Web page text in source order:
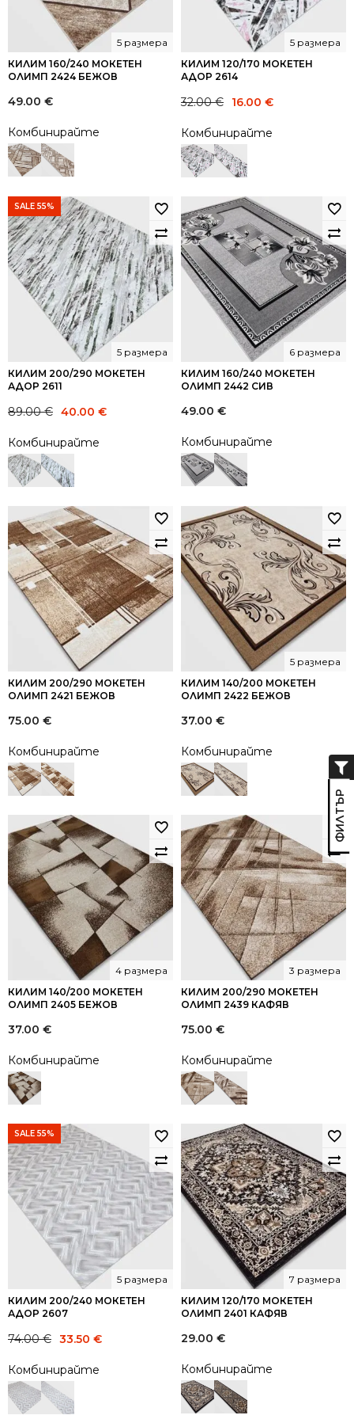
КИЛИМ 160/240 МОКЕТЕН
ОЛИМП 2424 БЕЖОВ
5 размера
49.00 €
Комбинирайте
КИЛИМ 120/170 МОКЕТЕН
АДОР 2614
5 размера
32.00€
Original
was:
32.00 €.
16.00 €
Current
is:
16.00 €.
Комбинирайте
SALE 55%
КИЛИМ 200/290 МОКЕТЕН
АДОР 2611
5 размера
89.00€
Original
was:
89.00 €.
40.00 €
Current
is:
40.00 €.
Комбинирайте
КИЛИМ 160/240 МОКЕТЕН
ОЛИМП 2442 СИВ
6 размера
49.00 €
Комбинирайте
КИЛИМ 200/290 МОКЕТЕН
ОЛИМП 2421 БЕЖОВ
75.00 €
Комбинирайте
КИЛИМ 140/200 МОКЕТЕН
ОЛИМП 2422 БЕЖОВ
5 размера
37.00 €
Комбинирайте
КИЛИМ 140/200 МОКЕТЕН
ОЛИМП 2405 БЕЖОВ
4 размера
37.00 €
Комбинирайте
КИЛИМ 200/290 МОКЕТЕН
ОЛИМП 2439 КАФЯВ
3 размера
75.00 €
Комбинирайте
SALE 55%
КИЛИМ 200/240 МОКЕТЕН
АДОР 2607
5 размера
74.00€
Original
was:
74.00 €.
33.50 €
Current
is:
33.50 €.
Комбинирайте
КИЛИМ 120/170 МОКЕТЕН
ОЛИМП 2401 КАФЯВ
7 размера
29.00 €
Комбинирайте